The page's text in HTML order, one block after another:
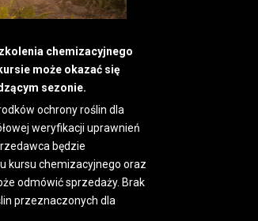
chemizacyjnego
może okazać się
sezonie.
ochrony roślin dla
weryfikacji uprawnień
będzie
kursu chemizacyjnego oraz
odmówić sprzedaży. Brak
przeznaczonych dla